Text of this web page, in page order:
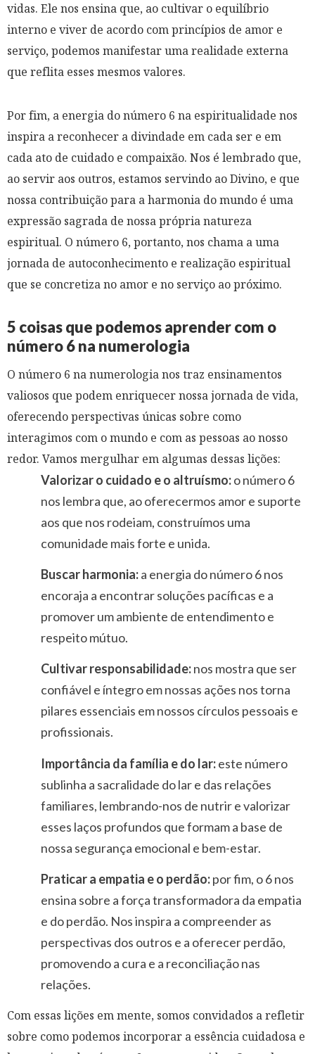
vidas. Ele nos ensina que, ao cultivar o equilíbrio
interno e viver de acordo com princípios de amor e
serviço, podemos manifestar uma realidade externa
que reflita esses mesmos valores.
Por fim, a energia do número 6 na espiritualidade nos
inspira a reconhecer a divindade em cada ser e em
cada ato de cuidado e compaixão. Nos é lembrado que,
ao servir aos outros, estamos servindo ao Divino, e que
nossa contribuição para a harmonia do mundo é uma
expressão sagrada de nossa própria natureza
espiritual. O número 6, portanto, nos chama a uma
jornada de autoconhecimento e realização espiritual
que se concretiza no amor e no serviço ao próximo.
5 coisas que podemos aprender com o
número 6 na numerologia
O número 6 na numerologia nos traz ensinamentos
valiosos que podem enriquecer nossa jornada de vida,
oferecendo perspectivas únicas sobre como
interagimos com o mundo e com as pessoas ao nosso
redor. Vamos mergulhar em algumas dessas lições:
Valorizar o cuidado e o altruísmo:o número 6
nos lembra que, ao oferecermos amor e suporte
aos que nos rodeiam, construímos uma
comunidade mais forte e unida.
Buscar harmonia:a energia do número 6 nos
encoraja a encontrar soluções pacíficas e a
promover um ambiente de entendimento e
respeito mútuo.
Cultivar responsabilidade:nos mostra que ser
confiável e íntegro em nossas ações nos torna
pilares essenciais em nossos círculos pessoais e
profissionais.
Importância da família e do lar:este número
sublinha a sacralidade do lar e das relações
familiares, lembrando-nos de nutrir e valorizar
esses laços profundos que formam a base de
nossa segurança emocional e bem-estar.
Praticar a empatia e o perdão:por fim, o 6 nos
ensina sobre a força transformadora da empatia
e do perdão. Nos inspira a compreender as
perspectivas dos outros e a oferecer perdão,
promovendo a cura e a reconciliação nas
relações.
Com essas lições em mente, somos convidados a refletir
sobre como podemos incorporar a essência cuidadosa e